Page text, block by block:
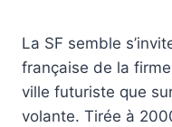
La SF semble
française de la
ville futuriste que
volante. Tirée à